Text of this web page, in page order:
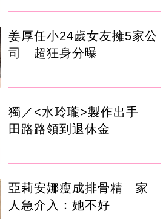
姜厚任小24歲女友擁5家公
司 超狂身分曝
獨／<水玲瓏>製作出手
田路路領到退休金
亞莉安娜瘦成排骨精 家
人急介入：她不好